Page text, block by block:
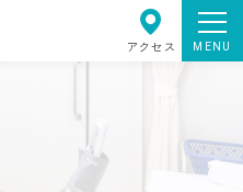
アクセス MENU